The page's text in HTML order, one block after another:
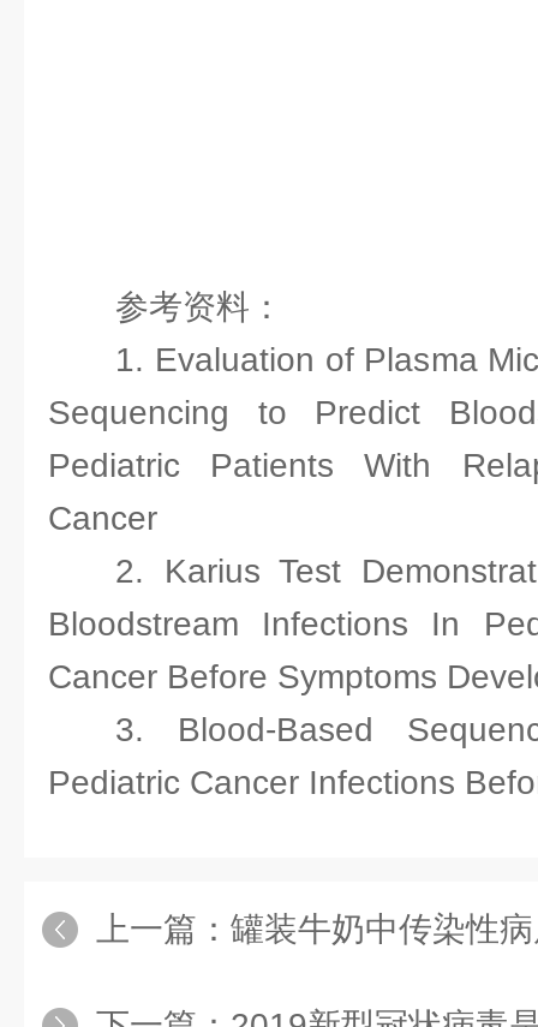
参考资料：
1. Evaluation of Plasma
Sequencing to Predict
Pediatric Patients With
Cancer
2. Karius Test
Bloodstream Infections In
Cancer Before Symptoms
3. Blood-Based
Pediatric Cancer Infections
上一篇： 罐装牛奶中传染性病原体的流行及